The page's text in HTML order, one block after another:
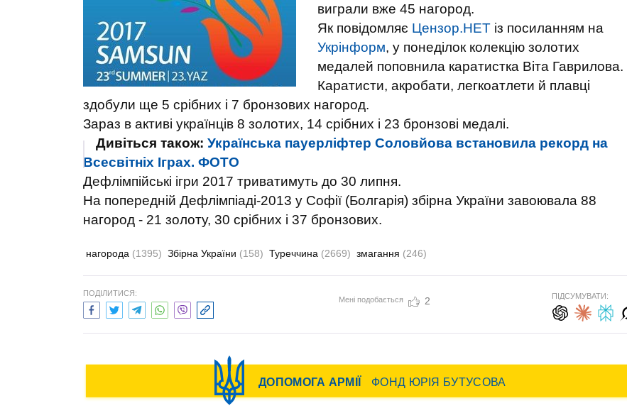
виграли вже 45 нагород.
Як повідомляє Цензор.НЕТ із посиланням на
Укрінформ, у понеділок колекцію золотих
медалей поповнила каратистка Віта Гаврилова.
Каратисти, акробати, легкоатлети й плавці
здобули ще 5 срібних і 7 бронзових нагород.
Зараз в активі українців 8 золотих, 14 срібних і 23 бронзові медалі.
Дивіться також: Українська пауерліфтер Соловйова встановила рекорд на
Всесвітніх Іграх. ФОТО
Дефлімпійські ігри 2017 триватимуть до 30 липня.
На попередній Дефлімпіаді-2013 у Софії (Болгарія) збірна України завоювала 88
нагород - 21 золоту, 30 срібних і 37 бронзових.
нагорода (1395) Збірна України (158) Туреччина (2669) змагання (246)
ПОДІЛИТИСЯ:
Мені подобається 2 ПІДСУМУВАТИ: